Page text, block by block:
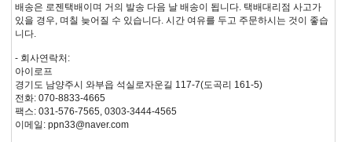
배송은 로젠택배이며 거의 발송 다음 날 배송이 됩니다. 택배대리점 사고가
있을 경우, 며칠 늦어질 수 있습니다. 시간 여유를 두고 주문하시는 것이 좋습
니다.
- 회사연락처:
아이로프
경기도 남양주시 와부읍 석실로자운길 117-7(도곡리 161-5)
전화: 070-8833-4665
팩스: 031-576-7565, 0303-3444-4565
이메일: ppn33@naver.com